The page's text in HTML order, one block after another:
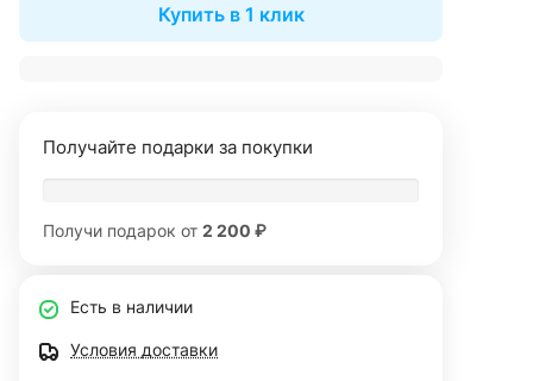
Купить в 1 клик
Получайте подарки за покупки
Получи подарок от 2 200 ₽
Есть в наличии
Условия доставки